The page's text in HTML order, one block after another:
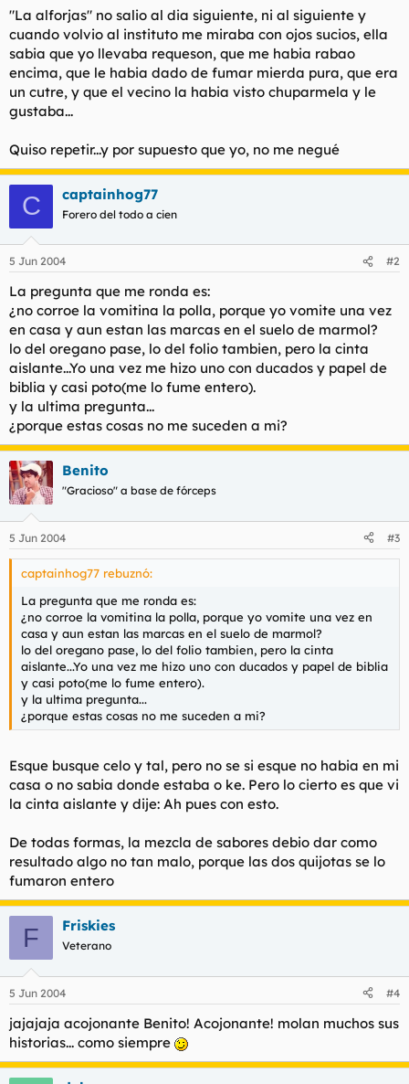
"La alforjas" no salio al dia siguiente, ni al siguiente y
cuando volvio al instituto me miraba con ojos sucios, ella
sabia que yo llevaba requeson, que me habia rabao
encima, que le habia dado de fumar mierda pura, que era
un cutre, y que el vecino la habia visto chuparmela y le
gustaba...
Quiso repetir...y por supuesto que yo, no me negué
C captainhog77
Forero del todo a cien
5 Jun 2004 #2
La pregunta que me ronda es:
¿no corroe la vomitina la polla, porque yo vomite una vez
en casa y aun estan las marcas en el suelo de marmol?
lo del oregano pase, lo del folio tambien, pero la cinta
aislante...Yo una vez me hizo uno con ducados y papel de
biblia y casi poto(me lo fume entero).
y la ultima pregunta...
¿porque estas cosas no me suceden a mi?
Benito
"Gracioso" a base de fórceps
5 Jun 2004 #3
captainhog77 rebuznó:
La pregunta que me ronda es:
¿no corroe la vomitina la polla, porque yo vomite una vez en
casa y aun estan las marcas en el suelo de marmol?
lo del oregano pase, lo del folio tambien, pero la cinta
aislante...Yo una vez me hizo uno con ducados y papel de biblia
y casi poto(me lo fume entero).
y la ultima pregunta...
¿porque estas cosas no me suceden a mi?
Esque busque celo y tal, pero no se si esque no habia en mi
casa o no sabia donde estaba o ke. Pero lo cierto es que vi
la cinta aislante y dije: Ah pues con esto.
De todas formas, la mezcla de sabores debio dar como
resultado algo no tan malo, porque las dos quijotas se lo
fumaron entero
F Friskies
Veterano
5 Jun 2004 #4
jajajaja acojonante Benito! Acojonante! molan muchos sus
historias... como siempre